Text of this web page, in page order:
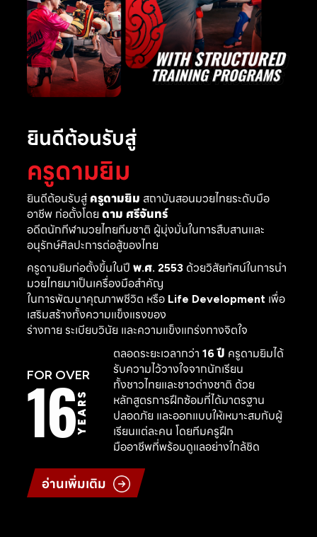
ยินดีต้อนรับสู่
ครูดามยิม
ยินดีต้อนรับสู่ ครูดามยิม สถาบันสอนมวยไทยระดับมือ
อาชีพ ก่อตั้งโดย ดาม ศรีจันทร์
อดีตนักกีฬามวยไทยทีมชาติ ผู้มุ่งมั่นในการสืบสานและ
อนุรักษ์ศิลปะการต่อสู้ของไทย
ครูดามยิมก่อตั้งขึ้นในปี พ.ศ. 2553ด้วยวิสัยทัศน์ในการนำ
มวยไทยมาเป็นเครื่องมือสำคัญ
ในการพัฒนาคุณภาพชีวิต หรือ Life Developmentเพื่อ
เสริมสร้างทั้งความแข็งแรงของ
ร่างกาย ระเบียบวินัย และความแข็งแกร่งทางจิตใจ
FOR OVER
16YEARS
ตลอดระยะเวลากว่า 16 ปี ครูดามยิมได้
รับความไว้วางใจจากนักเรียน
ทั้งชาวไทยและชาวต่างชาติ ด้วย
หลักสูตรการฝึกซ้อมที่ได้มาตรฐาน
ปลอดภัย และออกแบบให้เหมาะสมกับผู้
เรียนแต่ละคน โดยทีมครูฝึก
มืออาชีพที่พร้อมดูแลอย่างใกล้ชิด
อ่านเพิ่มเติม